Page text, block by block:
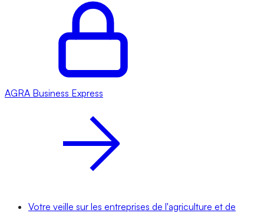
AGRA Business Express
Votre veille sur les entreprises de l'agriculture et de